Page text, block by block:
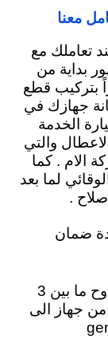
معنا
تعاملك مع
بداية من
بتركيب قطع
جهازك في
الخدمة
والتي
الام . كما
لما بعد
.
ضمان
مركز صيانة جنرال إلكتريك بدمنهور تتراوح ما بين 3
من جهاز الى